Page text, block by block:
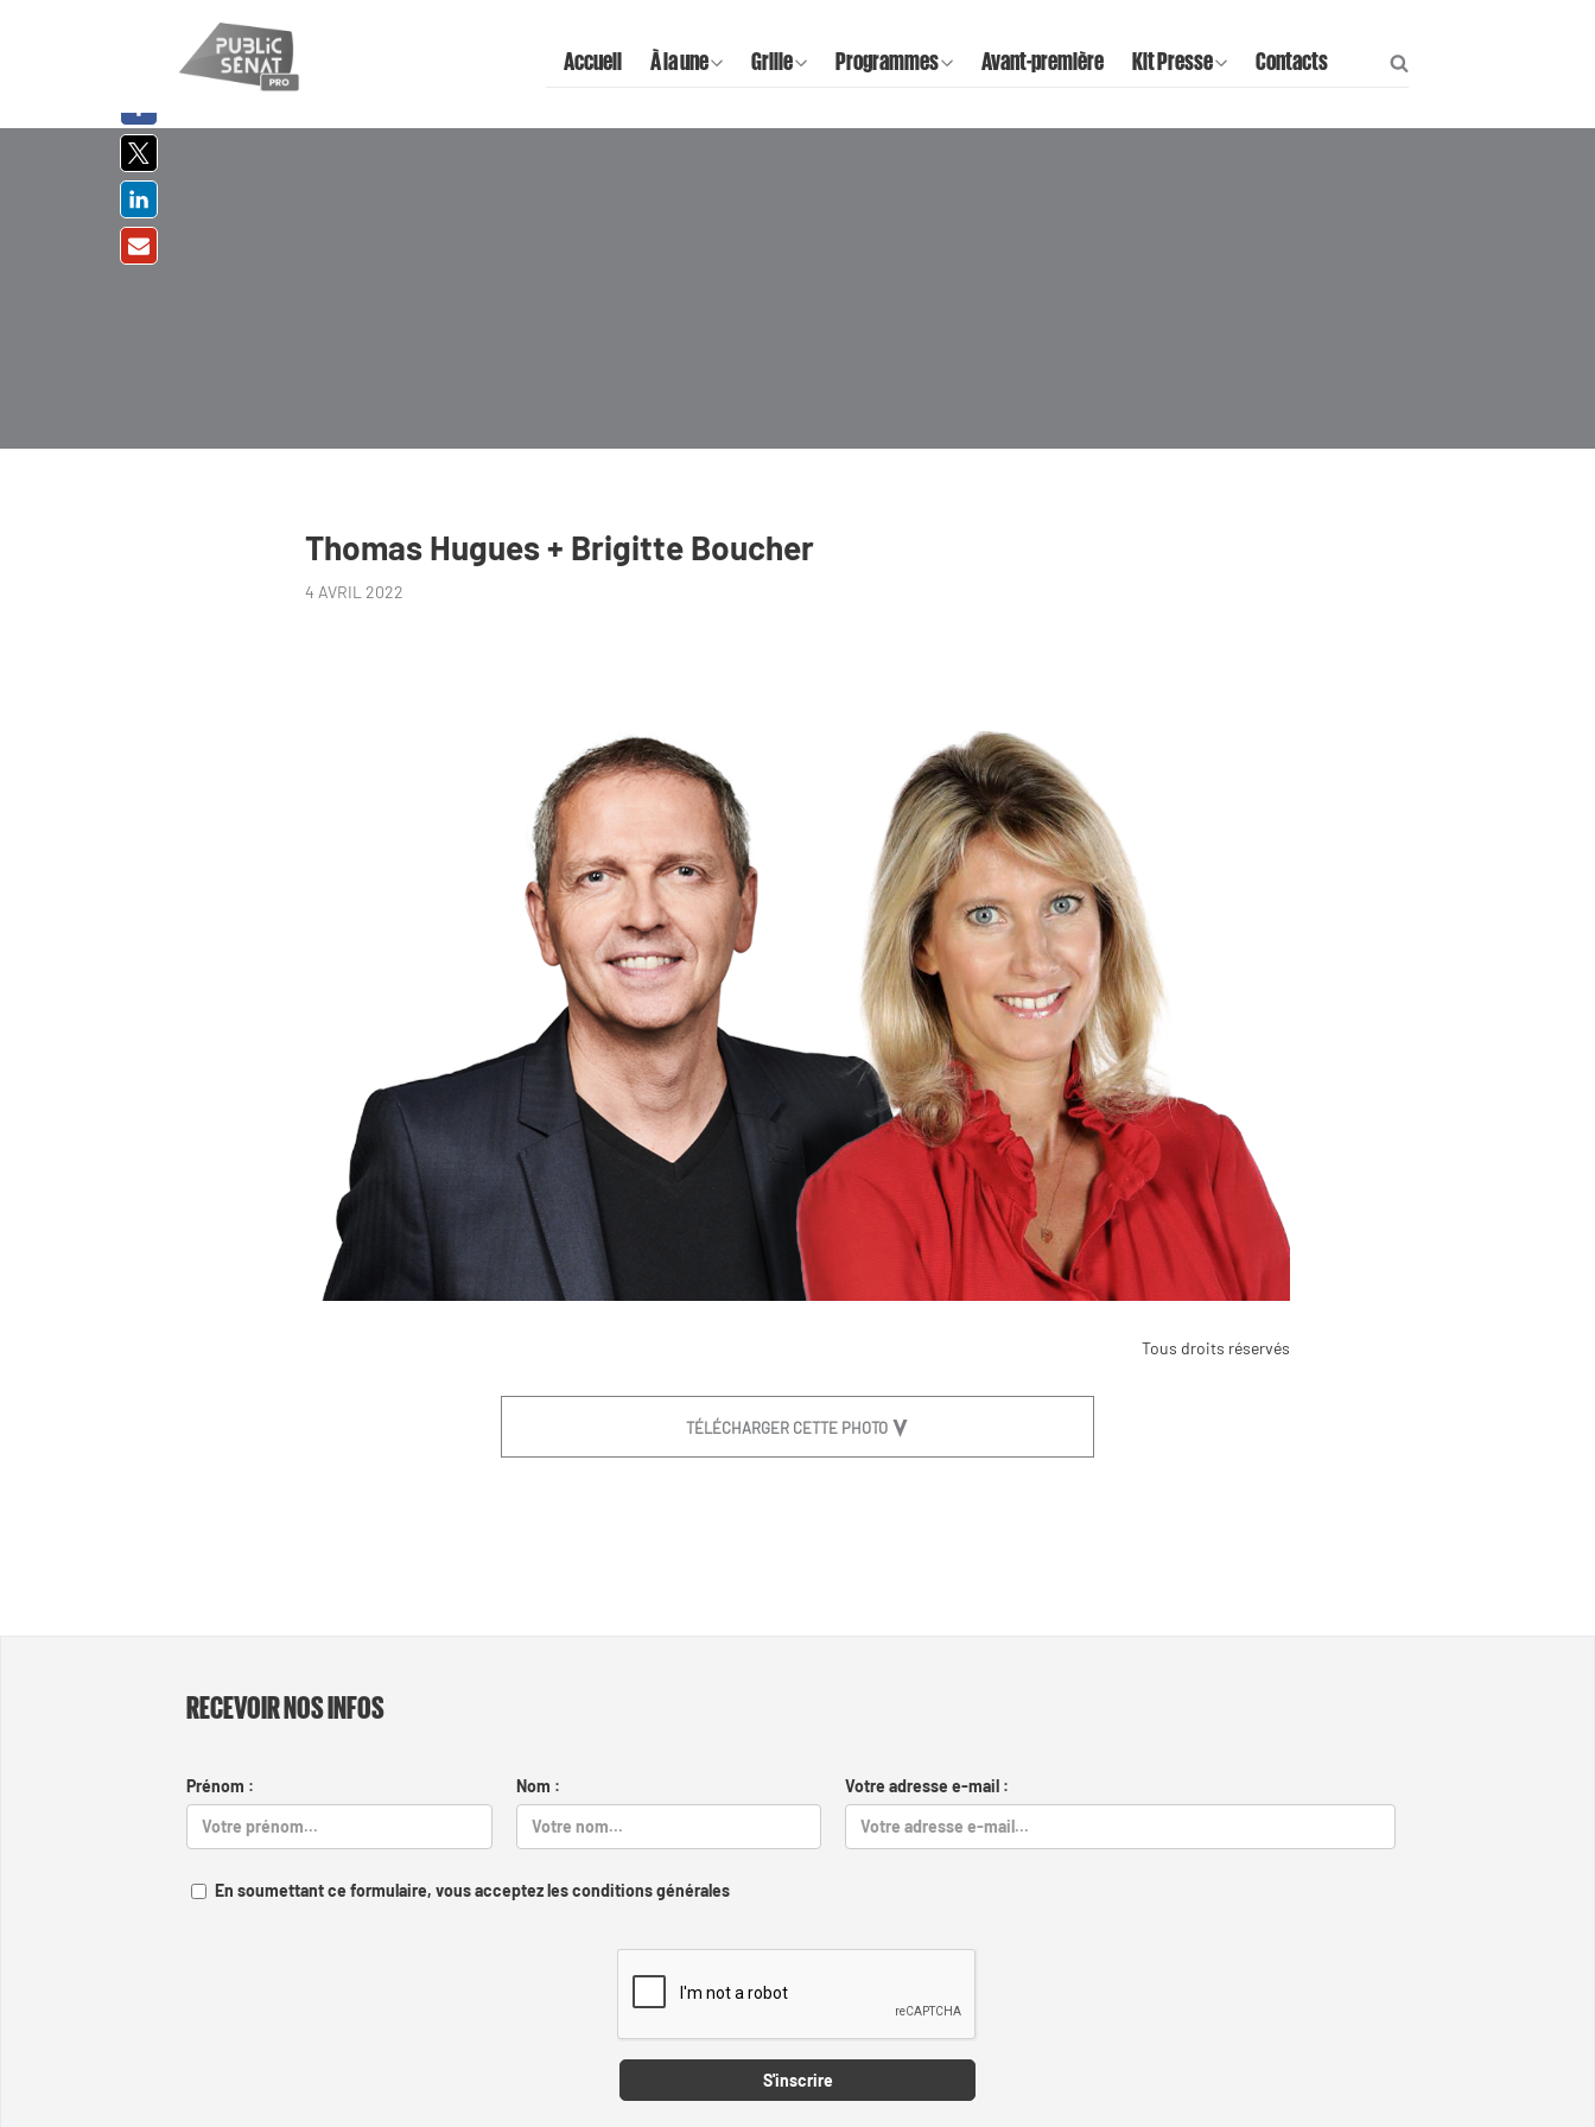
Accueil À la une Grille Programmes Avant-première Kit Presse Contacts
Thomas Hugues + Brigitte Boucher
4 AVRIL 2022
Tous droits réservés
TÉLÉCHARGER CETTE PHOTO
RECEVOIR NOS INFOS
Prénom : Nom : Votre adresse e-mail :
En soumettant ce formulaire, vous acceptez les conditions générales
S'inscrire